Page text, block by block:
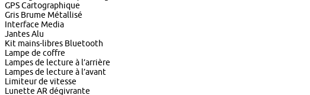
GPS Cartographique
Gris Brume Métallisé
Interface Media
Jantes Alu
Kit mains-libres Bluetooth
Lampe de coffre
Lampes de lecture à l’arrière
Lampes de lecture à l’avant
Limiteur de vitesse
Lunette AR dégivrante